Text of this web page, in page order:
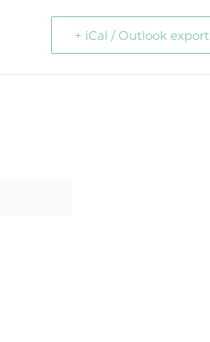
+ iCal / Outlook export